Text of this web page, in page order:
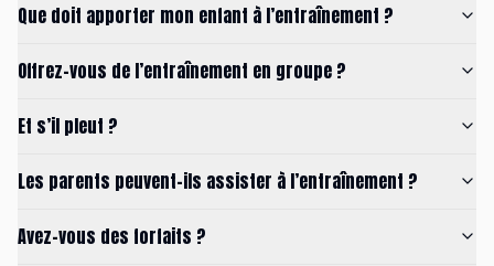
Que doit apporter mon enfant à l’entraînement ?
Offrez-vous de l’entraînement en groupe ?
Et s’il pleut ?
Les parents peuvent-ils assister à l’entraînement ?
Avez-vous des forfaits ?